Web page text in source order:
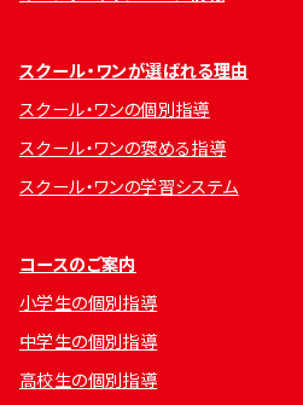
スクール・ワンが選ばれる理由
スクール・ワンの個別指導
スクール・ワンの褒める指導
スクール・ワンの学習システム
コースのご案内
小学生の個別指導
中学生の個別指導
高校生の個別指導